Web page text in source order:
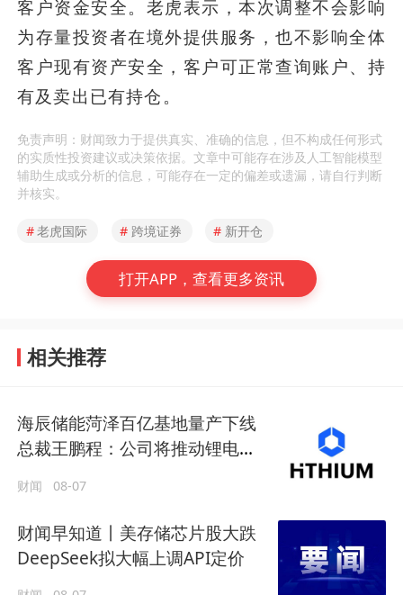
客户资金安全。老虎表示，本次调整不会影响
为存量投资者在境外提供服务，也不影响全体
客户现有资产安全，客户可正常查询账户、持
有及卖出已有持仓。
免责声明：财闻致力于提供真实、准确的信息，但不构成任何形式
的实质性投资建议或决策依据。文章中可能存在涉及人工智能模型
辅助生成或分析的信息，可能存在一定的偏差或遗漏，请自行判断
并核实。
#老虎国际 # 跨境证券 # 新开仓
打开APP，查看更多资讯
相关推荐
海辰储能菏泽百亿基地量产下线
总裁王鹏程：公司将推动锂电长
财闻 08-07
财闻早知道丨美存储芯片股大跌
DeepSeek拟大幅上调API定价